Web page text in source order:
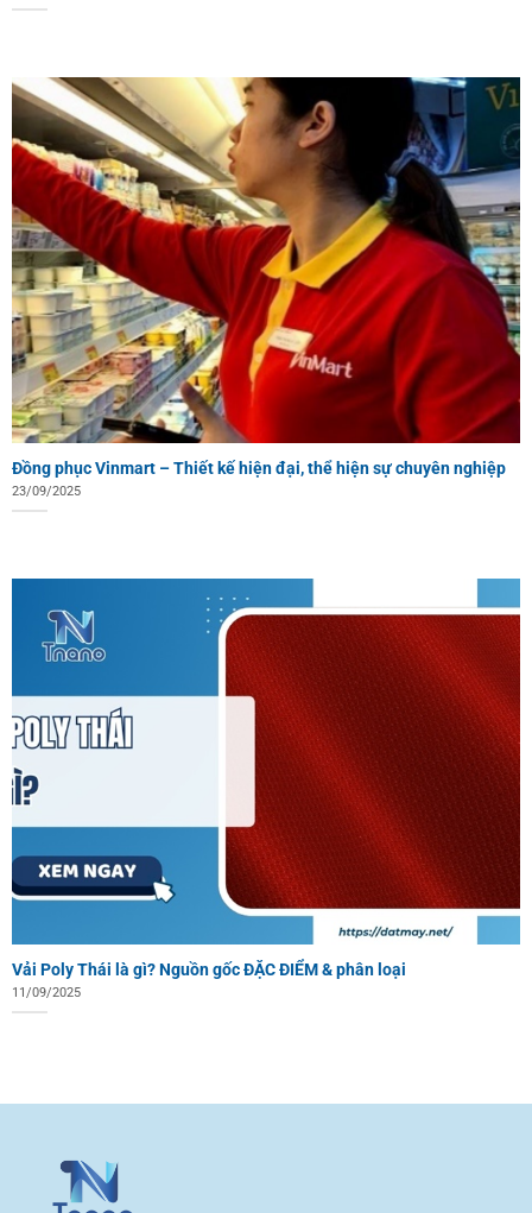
Đồng phục Vinmart – Thiết kế hiện đại, thể hiện sự chuyên nghiệp
23/09/2025
Vải Poly Thái là gì? Nguồn gốc ĐẶC ĐIỂM & phân loại
11/09/2025